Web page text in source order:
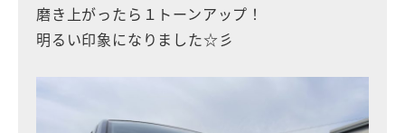
磨き上がったら１トーンアップ！
明るい印象になりました☆彡